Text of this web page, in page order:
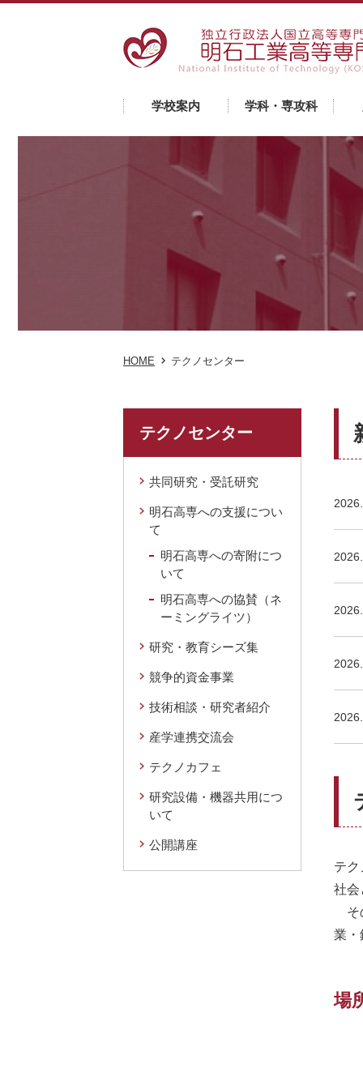
学校案内 学科・専攻科
HOME テクノセンター
テ
社会
そ
業・
場
テクノセンター
共同研究・受託研究
明石高専への支援につい
て
明石高専への寄附につ
いて
明石高専への協賛（ネ
ーミングライツ）
研究・教育シーズ集
競争的資金事業
技術相談・研究者紹介
産学連携交流会
テクノカフェ
研究設備・機器共用につ
いて
公開講座